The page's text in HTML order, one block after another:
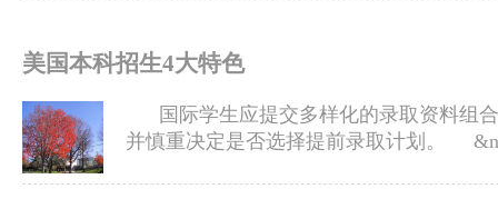
美国本科招生4大特色
国际学生应提交多样化的录取资料组
并慎重决定是否选择提前录取计划。